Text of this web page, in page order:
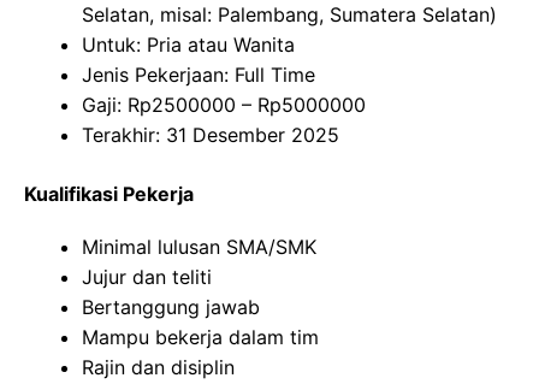
Selatan, misal: Palembang, Sumatera Selatan)
Untuk: Pria atau Wanita
Jenis Pekerjaan: Full Time
Gaji: Rp2500000 – Rp5000000
Terakhir: 31 Desember 2025
Kualifikasi Pekerja
Minimal lulusan SMA/SMK
Jujur dan teliti
Bertanggung jawab
Mampu bekerja dalam tim
Rajin dan disiplin